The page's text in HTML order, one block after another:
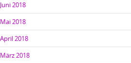
Juni 2018
Mai 2018
April 2018
März 2018